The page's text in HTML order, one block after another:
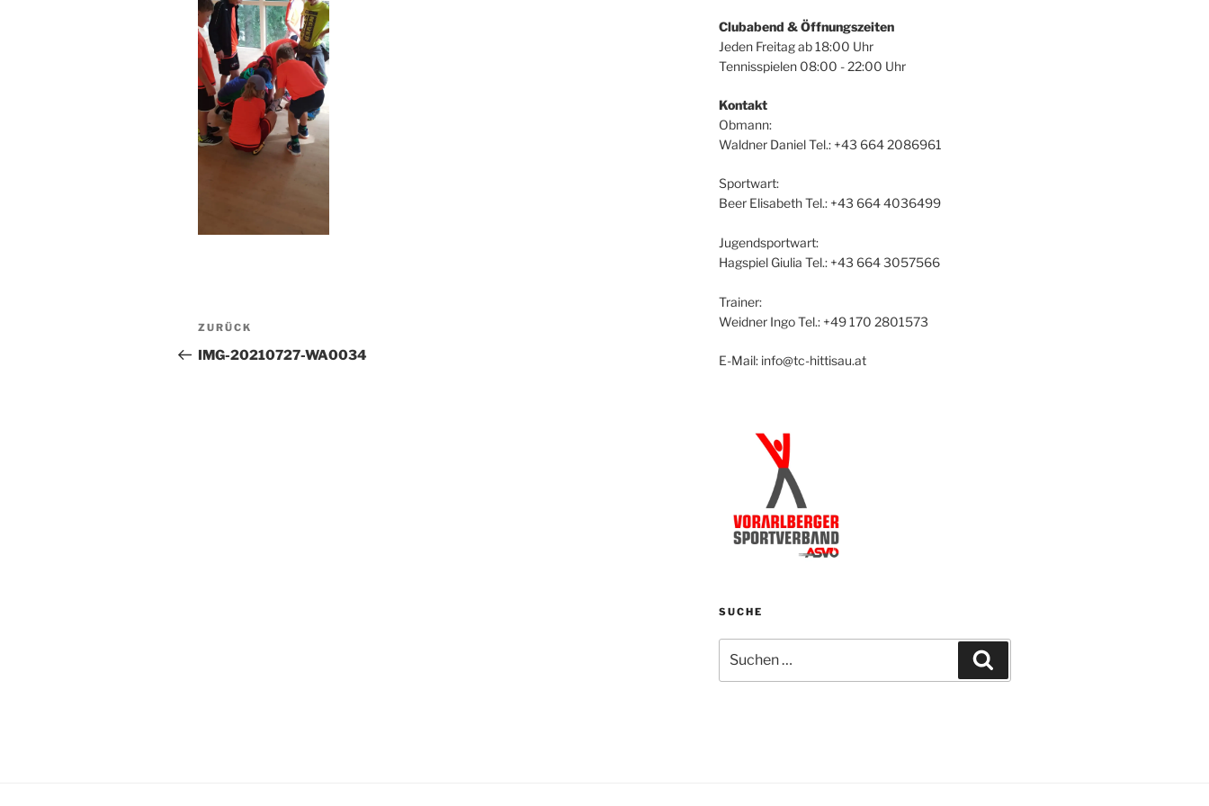
Beitragsnavigation
Vorheriger
Beitrag
ZURÜCK
IMG-20210727-WA0034
Clubabend & Öffnungszeiten
Jeden Freitag ab 18:00 Uhr
Tennisspielen 08:00 - 22:00 Uhr
Kontakt
Obmann:
Waldner Daniel Tel.: +43 664 2086961
Sportwart:
Beer Elisabeth Tel.: +43 664 4036499
Jugendsportwart:
Hagspiel Giulia Tel.: +43 664 3057566
Trainer:
Weidner Ingo Tel.: +49 170 2801573
E-Mail: info@tc-hittisau.at
SUCHE
nach: